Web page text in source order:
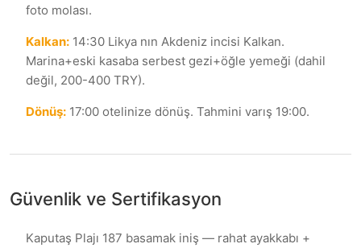
foto molası.
Kalkan: 14:30 Likya nın Akdeniz incisi Kalkan.
Marina+eski kasaba serbest gezi+öğle yemeği (dahil
değil, 200-400 TRY).
Dönüş: 17:00 otelinize dönüş. Tahmini varış 19:00.
Güvenlik ve Sertifikasyon
Kaputaş Plajı 187 basamak iniş — rahat ayakkabı +